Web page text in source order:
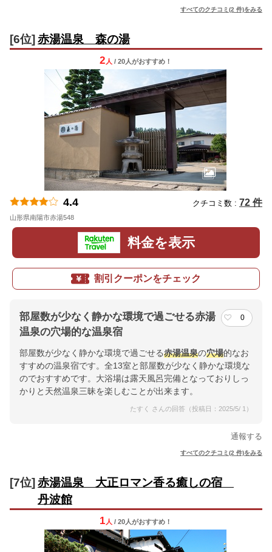
すべてのクチコミ(2 件)をみる
[6位] 赤湯温泉 森の湯
2 人 / 20人がおすすめ！
4.4 クチコミ数 : 72 件
山形県南陽市赤湯548
料金を表示
割引クーポンをチェック
部屋数が少なく静かな環境で過ごせる赤湯
温泉の穴場的な温泉宿
0
部屋数が少なく静かな環境で過ごせる赤湯温泉の穴場的なお
すすめの温泉宿です。全13室と部屋数が少なく静かな環境な
のでおすすめです。大浴場は露天風呂完備となっておりしっ
かりと天然温泉三昧を楽しむことが出来ます。
たすく さんの回答（投稿日：2025/5/ 1）
通報する
すべてのクチコミ(2 件)をみる
[7位] 赤湯温泉 大正ロマン香る癒しの宿
丹波館
1 人 / 20人がおすすめ！